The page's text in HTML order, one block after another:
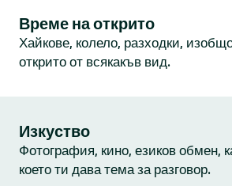
Време на открито
Хайкове, колело, разходки,
открито от всякакъв вид.
Изкуство
Фотография, кино, езиков обмен,
което ти дава тема за разговор.